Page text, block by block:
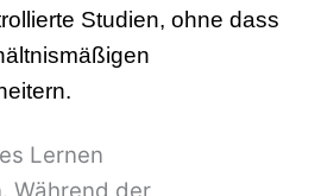
Studien, ohne dass
Lernen
Während der